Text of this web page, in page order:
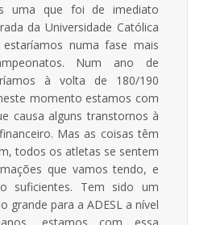
uma que foi de imediato
da Universidade Católica
numa fase mais
Num ano de
à volta de 180/190
momento estamos com
causa alguns transtornos à
Mas as coisas têm
todos os atletas se sentem
que vamos tendo, e
suficientes. Tem sido um
grande para a ADESL a nível